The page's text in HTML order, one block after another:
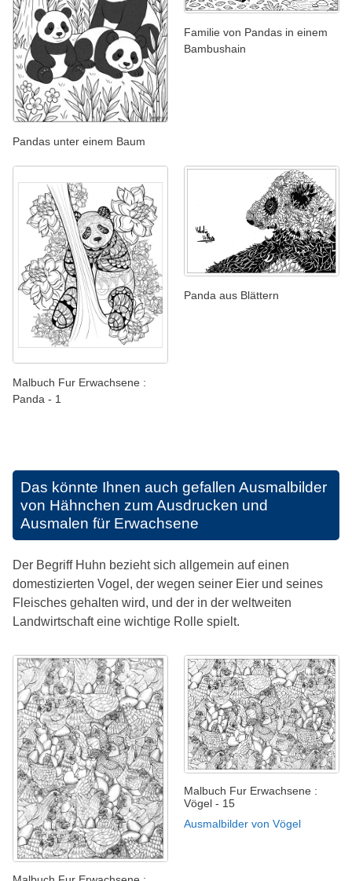
Pandas unter einem Baum
Familie von Pandas in einem
Bambushain
Malbuch Fur Erwachsene :
Panda - 1
Panda aus Blättern
Das könnte Ihnen auch gefallen Ausmalbilder
von Hähnchen zum Ausdrucken und
Ausmalen für Erwachsene
Der Begriff Huhn bezieht sich allgemein auf einen
domestizierten Vogel, der wegen seiner Eier und seines
Fleisches gehalten wird, und der in der weltweiten
Landwirtschaft eine wichtige Rolle spielt.
Malbuch Fur Erwachsene :
Vögel - 15
Ausmalbilder von Vögel